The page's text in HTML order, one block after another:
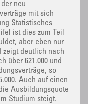
neu
mit sich
Statistisches
ist dies zum Teil
aber eben nur
zeigt deutlich nach
über 621.000 und
so
Auch auf einen
Ausbildungsquote
Studium steigt.